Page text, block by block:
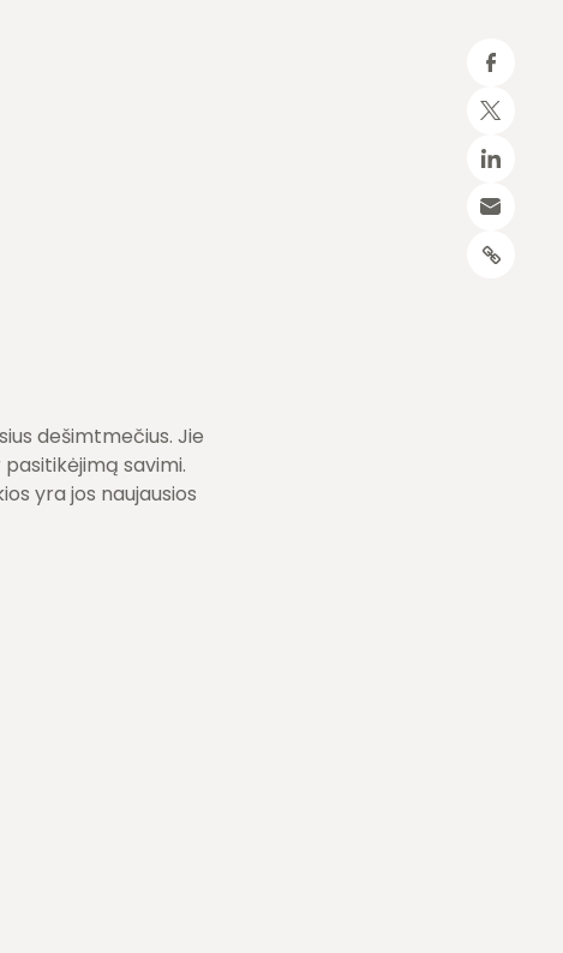
dešimtmečius. Jie
savimi.
yra jos naujausios